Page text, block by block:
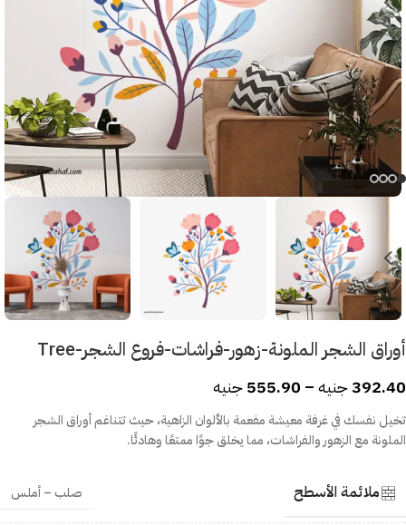
أوراق الشجر الملونة-زهور-فراشات-فروع الشجر-Tree
392.40جنيه–
555.90جنيه
تخيل نفسك في غرفة معيشة مفعمة بالألوان الزاهية، حيث تتناغم أوراق الشجر
الملونة مع الزهور والفراشات، مما يخلق جوًا ممتعًا وهادئًا.
ملائمة الأسطح صلب – أملس